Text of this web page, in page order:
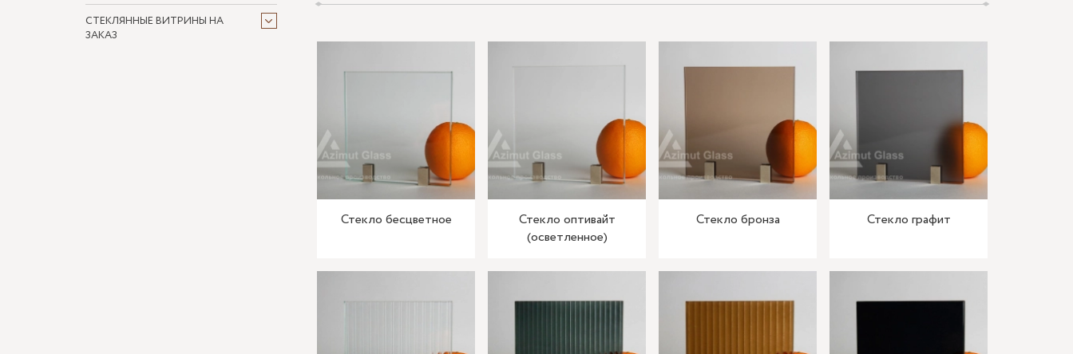
СТЕКЛЯННЫЕ ВИТРИНЫ НА
ЗАКАЗ
Стекло бесцветное
Стекло оптивайт
(осветленное)
Стекло бронза Стекло графит